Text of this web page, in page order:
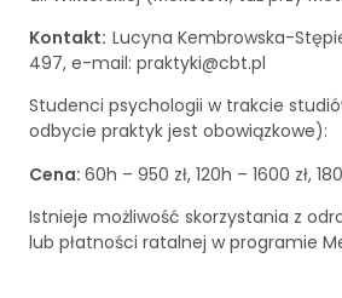
Kontakt: Lucyna Kembrowska-
497, e-mail: praktyki@cbt.pl
Studenci psychologii w trakcie
odbycie praktyk jest obowiązkowe):
Cena: 60h – 950 zł, 120h – 1600 zł,
Istnieje możliwość skorzystania z
lub płatności ratalnej w programie